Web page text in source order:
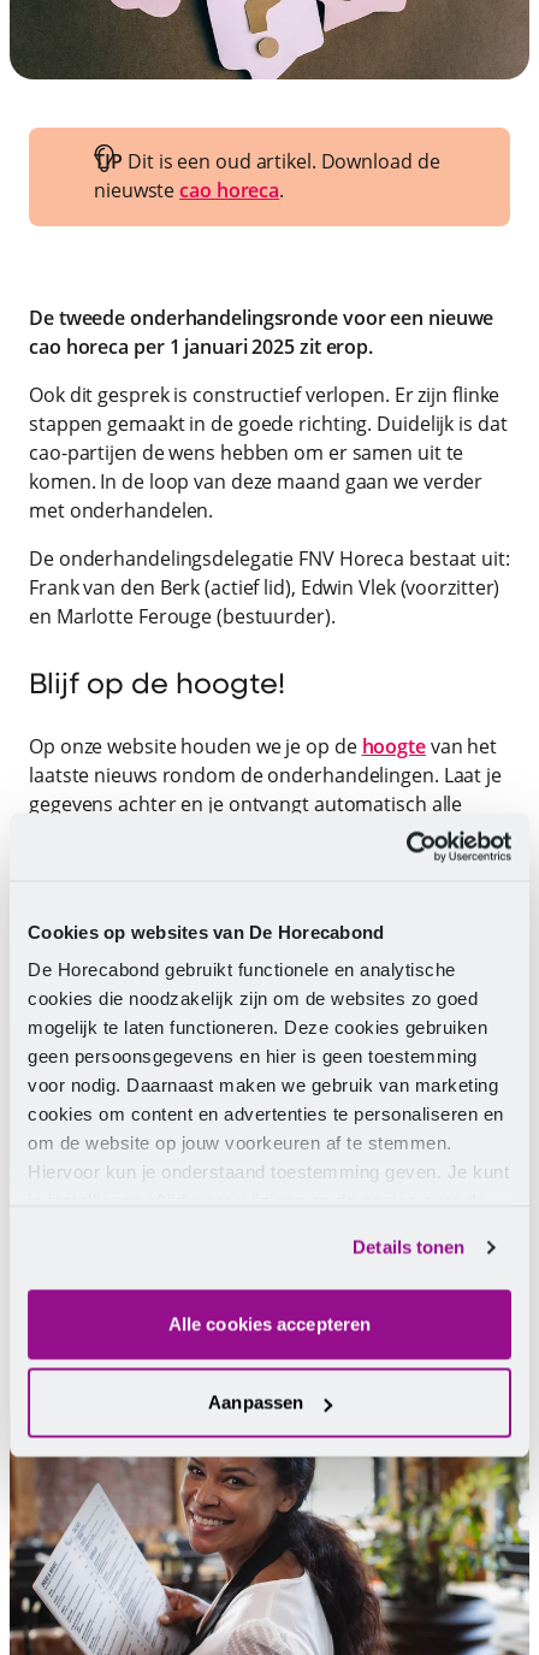
Cookies op websites van De Horecabond
De Horecabond gebruikt functionele en analytische
cookies die noodzakelijk zijn om de websites zo goed
mogelijk te laten functioneren. Deze cookies gebruiken
geen persoonsgegevens en hier is geen toestemming
voor nodig. Daarnaast maken we gebruik van marketing
cookies om content en advertenties te personaliseren en
om de website op jouw voorkeuren af te stemmen.
Hiervoor kun je onderstaand toestemming geven. Je kunt
Details tonen
Alle cookies accepteren
Aanpassen
TIP Dit is een oud artikel. Download de
nieuwstecao horeca.
De tweede onderhandelingsronde voor een nieuwe
cao horeca per 1 januari 2025 zit erop.
Ook dit gesprek is constructief verlopen. Er zijn flinke
stappen gemaakt in de goede richting. Duidelijk is dat
cao-partijen de wens hebben om er samen uit te
komen. In de loop van deze maand gaan we verder
met onderhandelen.
De onderhandelingsdelegatie FNV Horeca bestaat uit:
Frank van den Berk (actief lid), Edwin Vlek (voorzitter)
en Marlotte Ferouge (bestuurder).
Blijf op de hoogte!
Op onze website houden we je op de hoogtevan het
laatste nieuws rondom de onderhandelingen. Laat je
gegevens achter en je ontvangt automatisch alle
Hulp nodig?
Wij helpen je graag.
Facebook Messenger
WhatsApp